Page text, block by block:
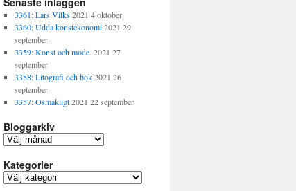
3361: Lars Vilks 2021 4 oktober
3360: Udda konstekonomi 2021 29
september
3359: Konst och mode. 2021 27
september
3358: Litografi och bok 2021 26
september
3357: Osmakligt 2021 22 september
Bloggarkiv
B
o
g
Kategorier
K